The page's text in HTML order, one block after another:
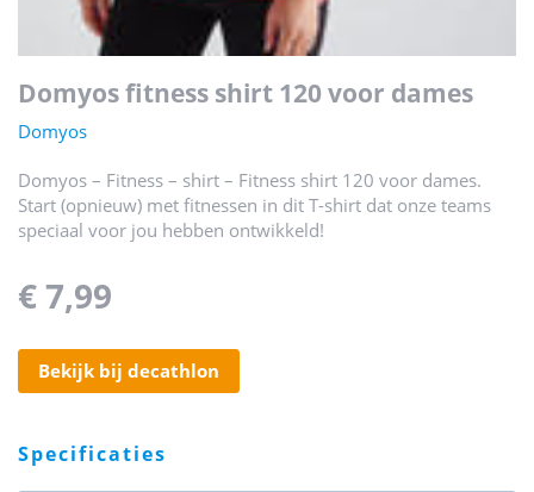
domyos fitness shirt 120 voor dames
Domyos
Domyos – Fitness – shirt – Fitness shirt 120 voor dames.
Start (opnieuw) met fitnessen in dit T-shirt dat onze teams
speciaal voor jou hebben ontwikkeld!
€ 7,99
bekijk bij decathlon
specificaties